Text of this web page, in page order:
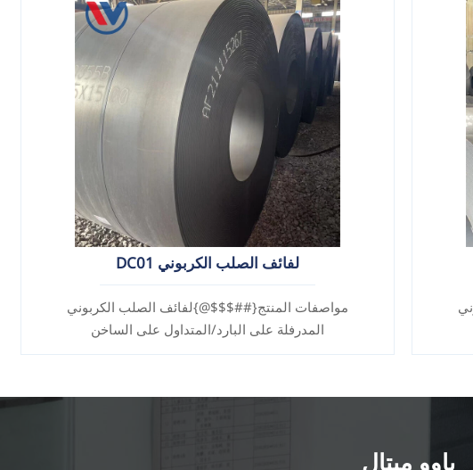
لفائف الصلب الكربوني DC01
مواصفات المنتج{##$$$@}لفائف الصلب الكربوني
المدرفلة على البارد/المتداول على الساخن
باوو ميتال